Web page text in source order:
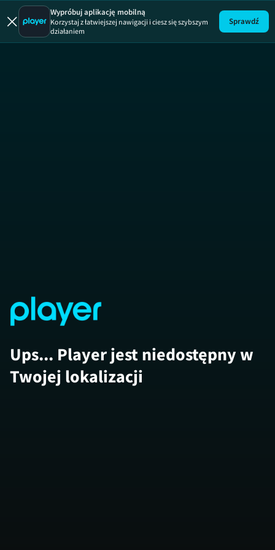
Brzydula
Wypróbuj aplikację mobilną
Korzystaj z łatwiejszej nawigacji i ciesz się szybszym
działaniem
Sprawdź
Ups... Player jest niedostępny w
Twojej lokalizacji